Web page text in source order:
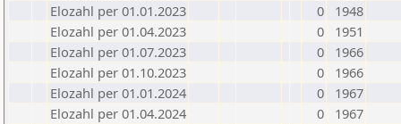
Elozahl per 01.01.2023
0
1948
Elozahl per 01.04.2023
0
1951
Elozahl per 01.07.2023
0
1966
Elozahl per 01.10.2023
0
1966
Elozahl per 01.01.2024
0
1967
Elozahl per 01.04.2024
0
1967